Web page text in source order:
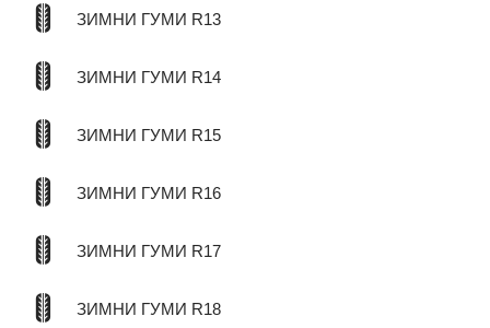
ЗИМНИ ГУМИ R13
ЗИМНИ ГУМИ R14
ЗИМНИ ГУМИ R15
ЗИМНИ ГУМИ R16
ЗИМНИ ГУМИ R17
ЗИМНИ ГУМИ R18